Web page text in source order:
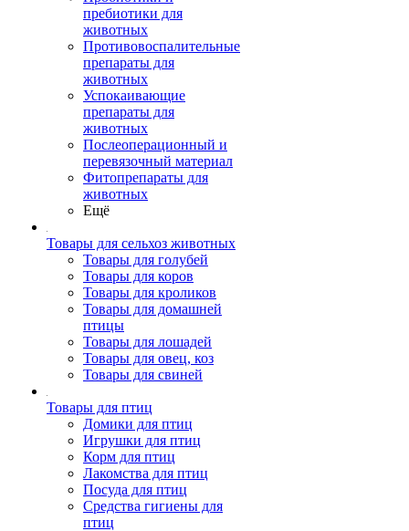
пребиотики для
животных
Противовоспалительные
препараты для
животных
Успокаивающие
препараты для
животных
Послеоперационный и
перевязочный материал
Фитопрепараты для
животных
Ещё
Товары для сельхоз животных
Товары для голубей
Товары для коров
Товары для кроликов
Товары для домашней
птицы
Товары для лошадей
Товары для овец, коз
Товары для свиней
Товары для птиц
Домики для птиц
Игрушки для птиц
Корм для птиц
Лакомства для птиц
Посуда для птиц
Средства гигиены для
птиц